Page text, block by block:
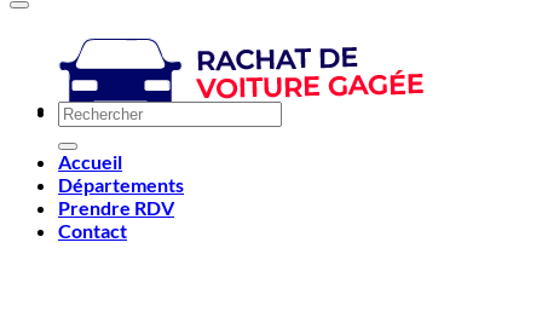
Accueil
Départements
Prendre RDV
Contact